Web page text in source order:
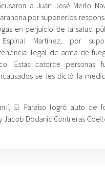
a Juan José Merlo
por suponerlos
en perjuicio de la salud
Martínez, por
ilegal de arma de
Estas catorce personas
se les dictó la
El Paraíso logró auto de
Dodanic Contreras